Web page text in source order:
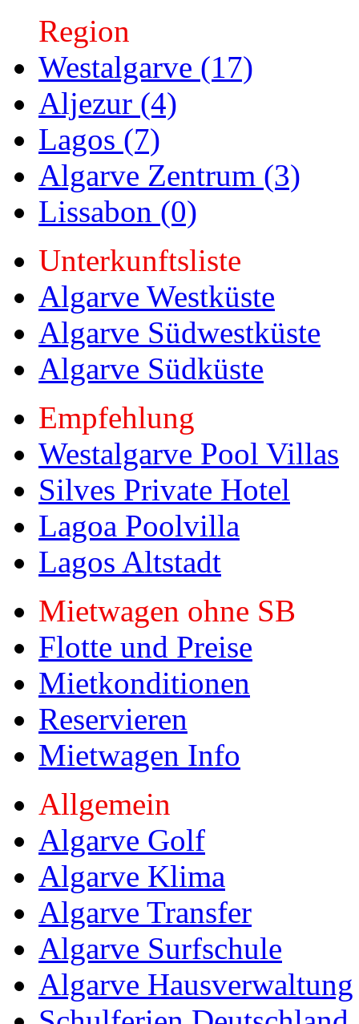
Region
Westalgarve (17)
Aljezur (4)
Lagos (7)
Algarve Zentrum (3)
Lissabon (0)
Unterkunftsliste
Algarve Westküste
Algarve Südwestküste
Algarve Südküste
Empfehlung
Westalgarve Pool Villas
Silves Private Hotel
Lagoa Poolvilla
Lagos Altstadt
Mietwagen ohne SB
Flotte und Preise
Mietkonditionen
Reservieren
Mietwagen Info
Allgemein
Algarve Golf
Algarve Klima
Algarve Transfer
Algarve Surfschule
Algarve Hausverwaltung